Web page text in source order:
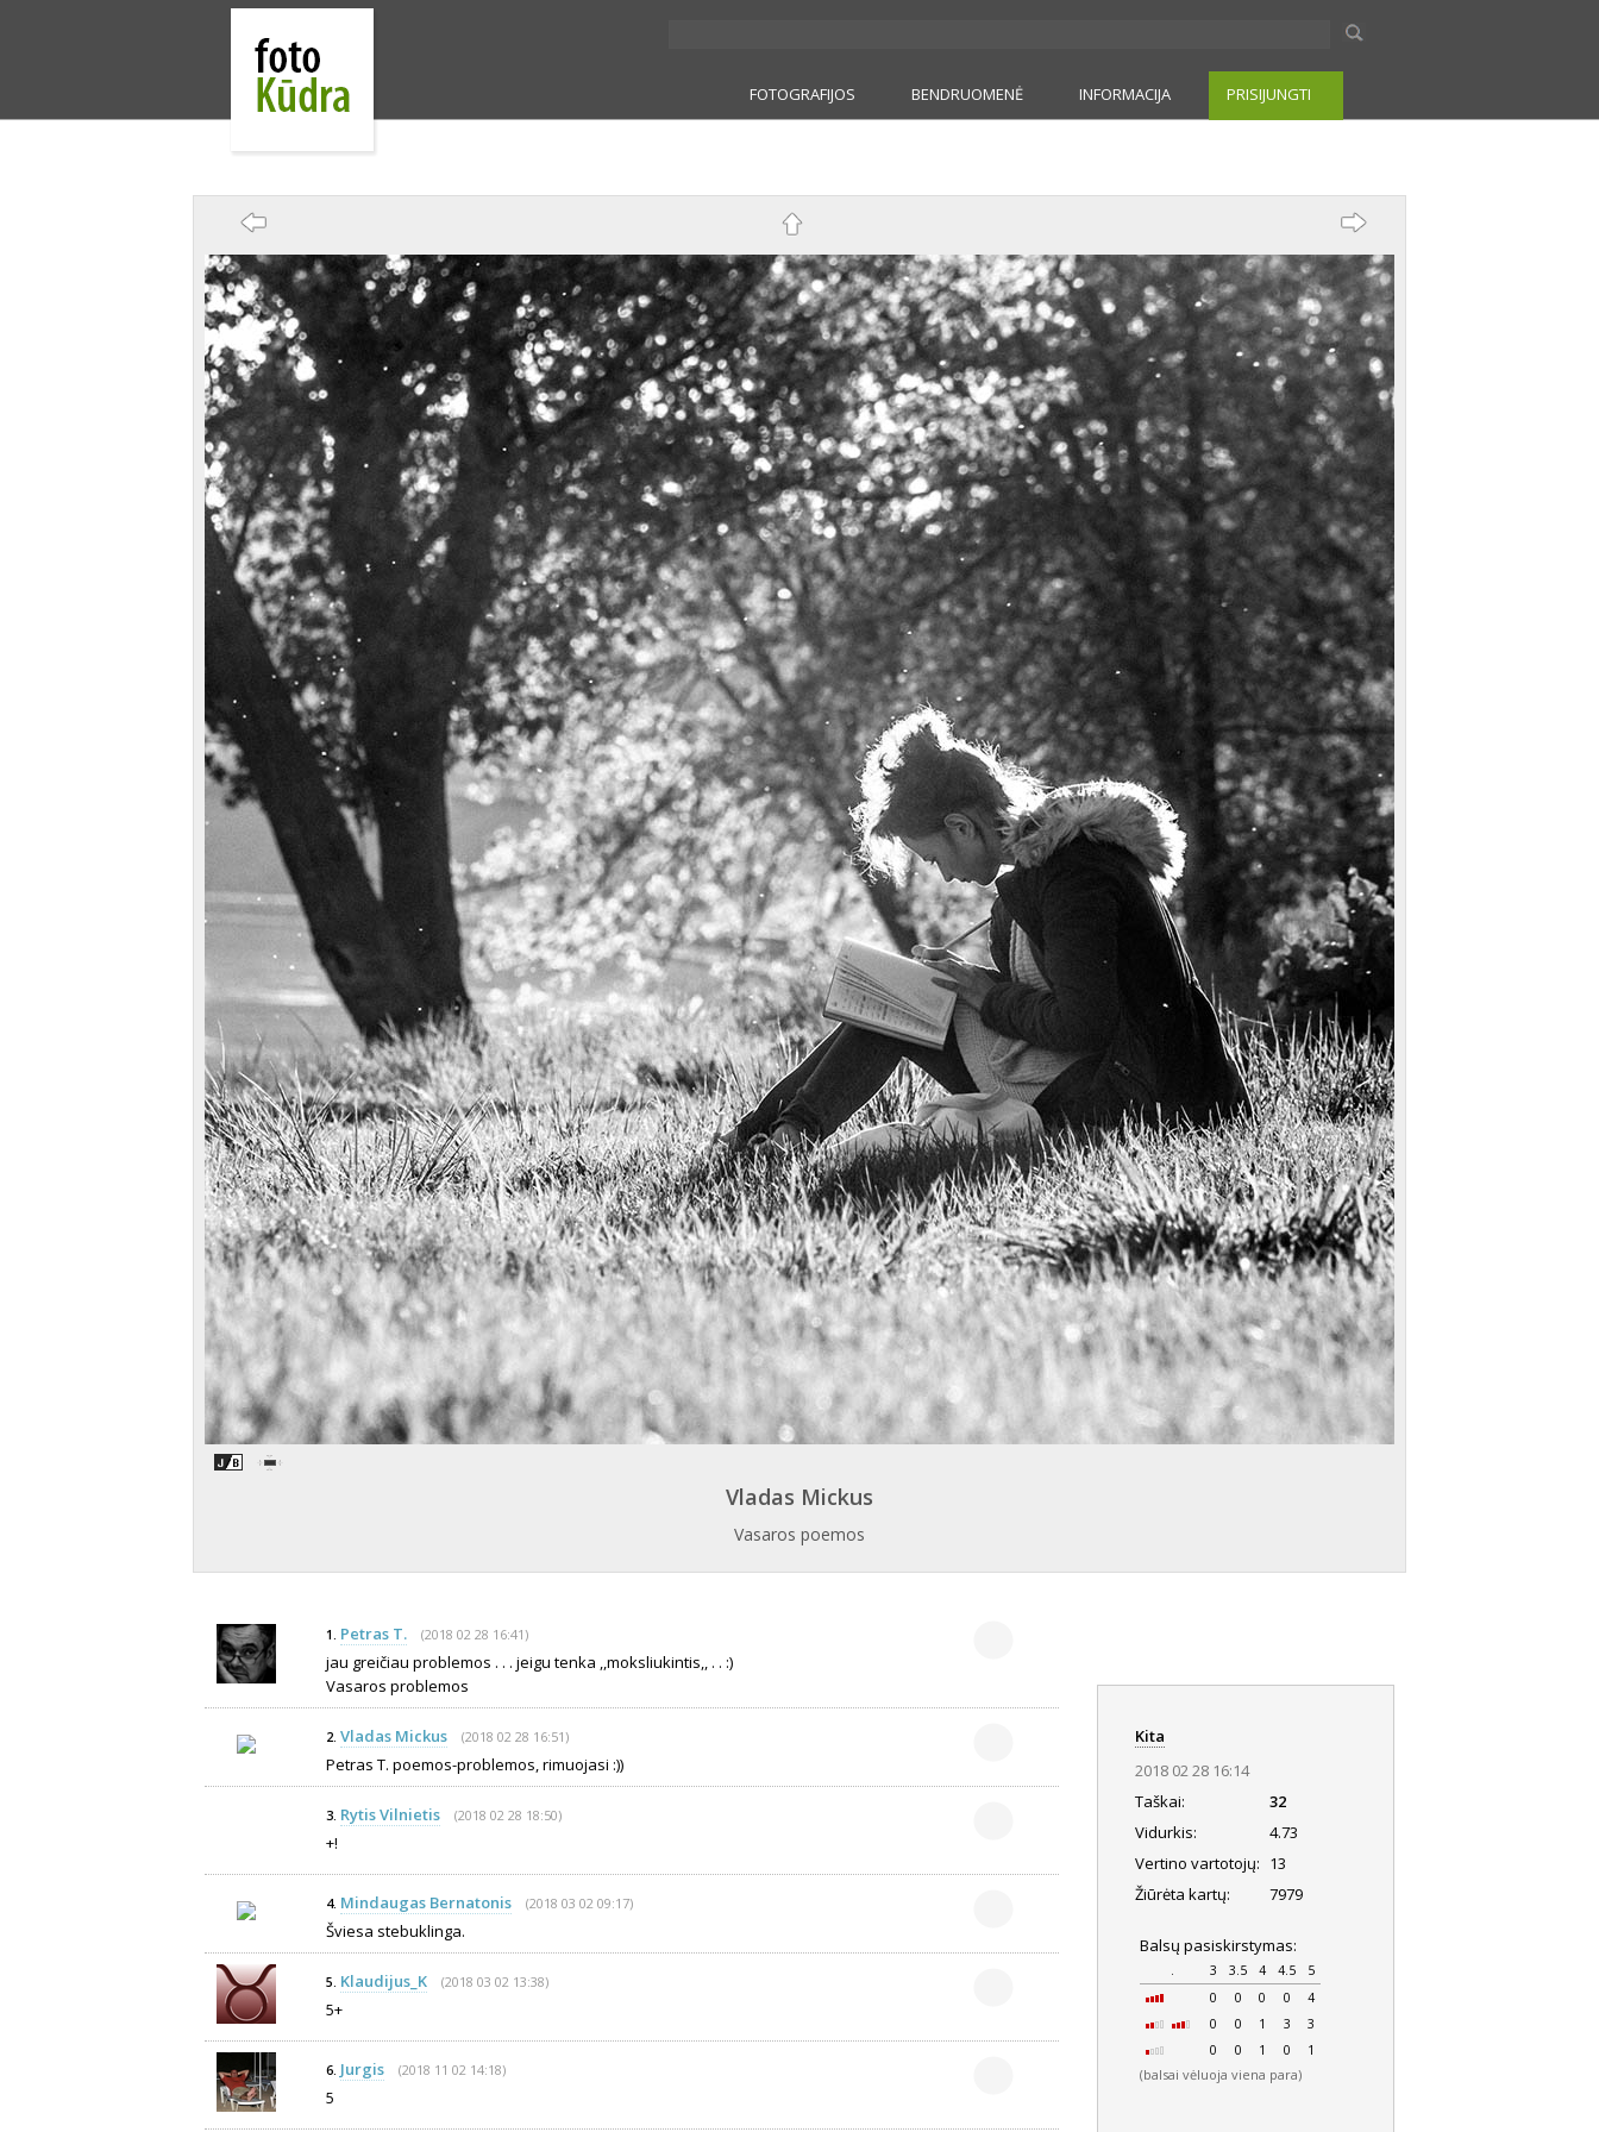
FOTOGRAFIJOS BENDRUOMENĖ INFORMACIJA PRISIJUNGTI
Vladas Mickus
Vasaros poemos
1. Petras T. (2018 02 28 16:41)
jau greičiau problemos . . . jeigu tenka ,,moksliukintis,, . . :)
Vasaros problemos
2. Vladas Mickus (2018 02 28 16:51)
Petras T. poemos-problemos, rimuojasi :))
3. Rytis Vilnietis (2018 02 28 18:50)
+!
4. Mindaugas Bernatonis (2018 03 02 09:17)
Šviesa stebuklinga.
5. Klaudijus_K (2018 03 02 13:38)
5+
6. Jurgis (2018 11 02 14:18)
5
Kita
2018 02 28 16:14
Taškai:
32
Vidurkis:
4.73
Vertino vartotojų: 13
Žiūrėta kartų:
7979
Balsų pasiskirstymas:
. 3 3.5 4 4.5
5
0
0 0 0
4
0
0 1 3
3
0
0 1 0 1
(balsai vėluoja viena para)